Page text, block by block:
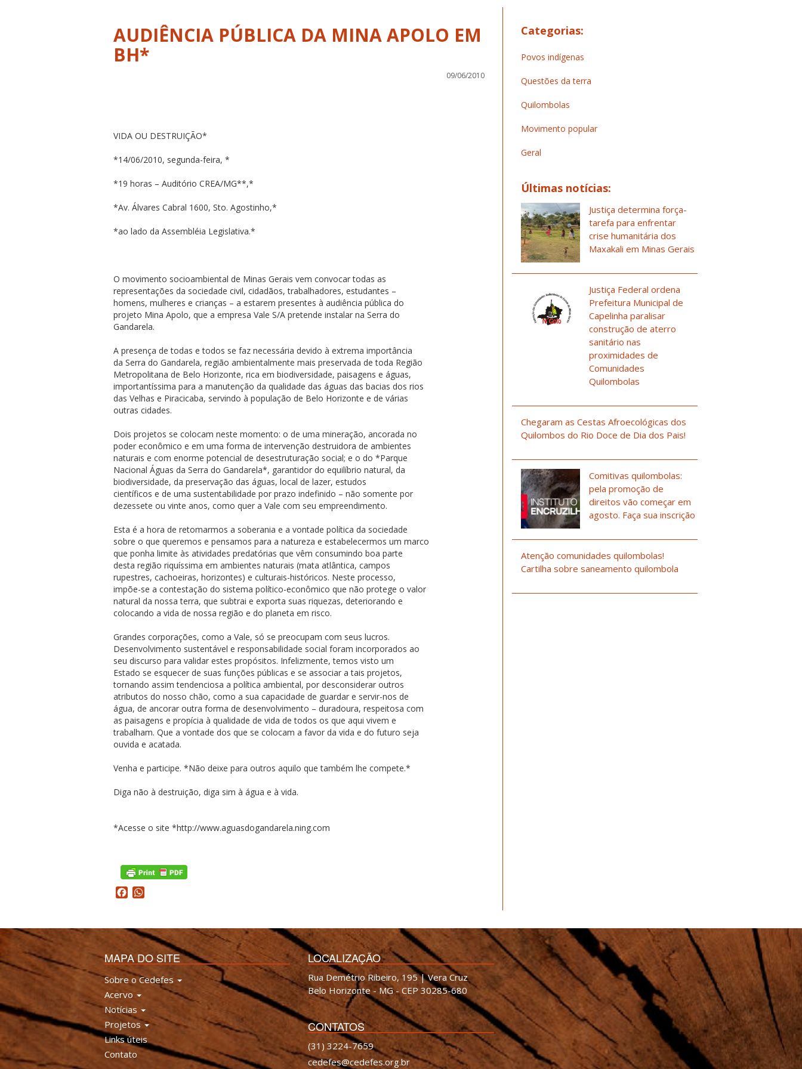
AUDIÊNCIA PÚBLICA DA MINA APOLO EM
BH*
09/06/2010
VIDA OU DESTRUIÇÃO*
*14/06/2010, segunda-feira, *
*19 horas – Auditório CREA/MG**,*
*Av. Álvares Cabral 1600, Sto. Agostinho,*
*ao lado da Assembléia Legislativa.*
O movimento socioambiental de Minas Gerais vem convocar todas as
representações da sociedade civil, cidadãos, trabalhadores, estudantes –
homens, mulheres e crianças – a estarem presentes à audiência pública do
projeto Mina Apolo, que a empresa Vale S/A pretende instalar na Serra do
Gandarela.
A presença de todas e todos se faz necessária devido à extrema importância
da Serra do Gandarela, região ambientalmente mais preservada de toda Região
Metropolitana de Belo Horizonte, rica em biodiversidade, paisagens e águas,
importantíssima para a manutenção da qualidade das águas das bacias dos rios
das Velhas e Piracicaba, servindo à população de Belo Horizonte e de várias
outras cidades.
Dois projetos se colocam neste momento: o de uma mineração, ancorada no
poder econômico e em uma forma de intervenção destruidora de ambientes
naturais e com enorme potencial de desestruturação social; e o do *Parque
Nacional Águas da Serra do Gandarela*, garantidor do equilíbrio natural, da
biodiversidade, da preservação das águas, local de lazer, estudos
científicos e de uma sustentabilidade por prazo indefinido – não somente por
dezessete ou vinte anos, como quer a Vale com seu empreendimento.
Esta é a hora de retomarmos a soberania e a vontade política da sociedade
sobre o que queremos e pensamos para a natureza e estabelecermos um marco
que ponha limite às atividades predatórias que vêm consumindo boa parte
desta região riquíssima em ambientes naturais (mata atlântica, campos
rupestres, cachoeiras, horizontes) e culturais-históricos. Neste processo,
impõe-se a contestação do sistema político-econômico que não protege o valor
natural da nossa terra, que subtrai e exporta suas riquezas, deteriorando e
colocando a vida de nossa região e do planeta em risco.
Grandes corporações, como a Vale, só se preocupam com seus lucros.
Desenvolvimento sustentável e responsabilidade social foram incorporados ao
seu discurso para validar estes propósitos. Infelizmente, temos visto um
Estado se esquecer de suas funções públicas e se associar a tais projetos,
tornando assim tendenciosa a política ambiental, por desconsiderar outros
atributos do nosso chão, como a sua capacidade de guardar e servir-nos de
água, de ancorar outra forma de desenvolvimento – duradoura, respeitosa com
as paisagens e propícia à qualidade de vida de todos os que aqui vivem e
trabalham. Que a vontade dos que se colocam a favor da vida e do futuro seja
ouvida e acatada.
Venha e participe. *Não deixe para outros aquilo que também lhe compete.*
Diga não à destruição, diga sim à água e à vida.
*Acesse o site *http://www.aguasdogandarela.ning.com
Facebook
Categorias:
Povos indígenas
Questões da terra
Quilombolas
Movimento popular
Geral
Últimas notícias:
Justiça determina força-
tarefa para enfrentar
crise humanitária dos
Maxakali em Minas Gerais
Justiça Federal ordena
Prefeitura Municipal de
Capelinha paralisar
construção de aterro
sanitário nas
proximidades de
Comunidades
Quilombolas
Chegaram as Cestas Afroecológicas dos
Quilombos do Rio Doce de Dia dos Pais!
Comitivas quilombolas:
pela promoção de
direitos vão começar em
agosto. Faça sua inscrição
Atenção comunidades quilombolas!
Cartilha sobre saneamento quilombola
MAPA DO SITE
Sobre o Cedefes
Acervo
Notícias
Projetos
Links úteis
Contato
LOCALIZAÇÃO
Rua Demétrio Ribeiro, 195 | Vera Cruz
Belo Horizonte - MG - CEP 30285-680
CONTATOS
(31) 3224-7659
cedefes@cedefes.org.br